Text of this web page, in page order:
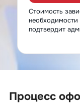
Стоимость
подтвердит
Процесс